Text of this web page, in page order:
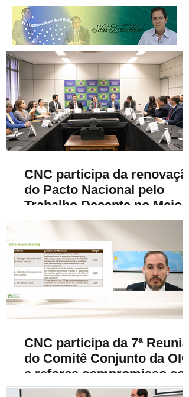
CNC participa da renovação
do Pacto Nacional pelo
Trabalho Decente no Meio
Rural e destaca a
importância da
sustentabilidade social na
cafeicultura
CNC participa da 7ª Reunião
do Comitê Conjunto da OIC
e reforça compromisso com
a cafeicultura mundial